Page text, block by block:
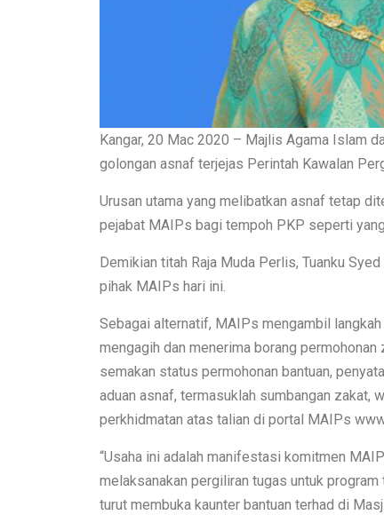
Kangar, 20 Mac 2020 – Majlis Agama Islam
golongan asnaf terjejas Perintah Kawalan
Urusan utama yang melibatkan asnaf tetap
pejabat MAIPs bagi tempoh PKP seperti
Demikian titah Raja Muda Perlis, Tuanku
pihak MAIPs hari ini.
Sebagai alternatif, MAIPs mengambil
mengagih dan menerima borang
semakan status permohonan bantuan,
aduan asnaf, termasuklah sumbangan zakat,
perkhidmatan atas talian di portal MAIPs
“Usaha ini adalah manifestasi komitmen
melaksanakan pergiliran tugas untuk
turut membuka kaunter bantuan terhad di